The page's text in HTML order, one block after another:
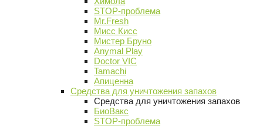
STOP-проблема
Mr.Fresh
Мисс Кисс
Мистер Бруно
Anymal Play
Doctor VIC
Tamachi
Апиценна
Средства для уничтожения запахов
Средства для уничтожения запахов
БиоВакс
STOP-проблема